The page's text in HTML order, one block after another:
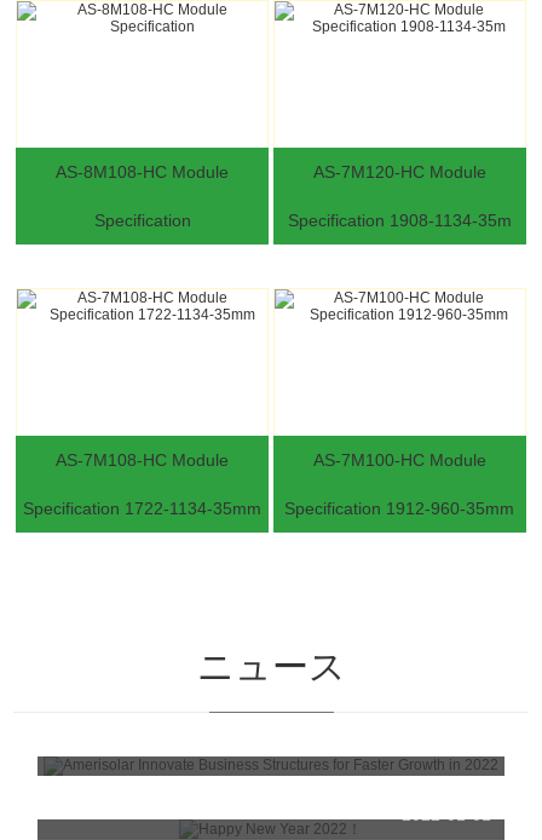
AS-8M108-HC Module
Specification
AS-7M120-HC Module
Specification 1908-1134-35m
AS-7M108-HC Module
Specification 1722-1134-35mm
AS-7M100-HC Module
Specification 1912-960-35mm
ニュース
Happy New Year 2022！